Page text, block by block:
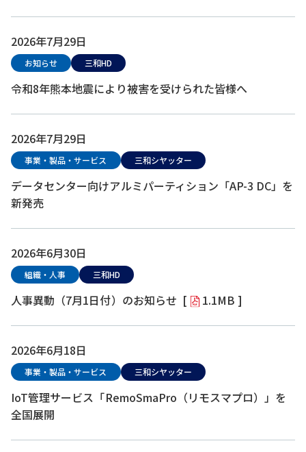
2026年7月29日
お知らせ 三和HD
令和8年熊本地震により被害を受けられた皆様へ
2026年7月29日
事業・製品・サービス 三和シヤッター
データセンター向けアルミパーティション「AP-3 DC」を
新発売
2026年6月30日
組織・人事 三和HD
人事異動（7月1日付）のお知らせ [ 1.1MB ]
2026年6月18日
事業・製品・サービス 三和シヤッター
IoT管理サービス「RemoSmaPro（リモスマプロ）」を
全国展開